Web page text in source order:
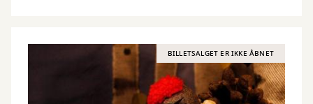
BILLETSALGET ER IKKE ÅBNET